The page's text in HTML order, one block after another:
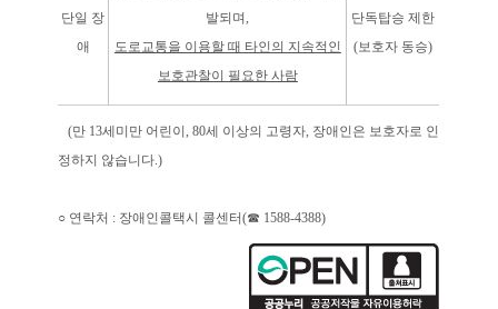
단일 장
애
발되며,
도로교통을 이용할 때 타인의 지속적인
보호관찰이 필요한 사람
단독탑승 제한
(보호자 동승)
(만 13세미만 어린이, 80세 이상의 고령자, 장애인은 보호자로 인
정하지 않습니다.)
○ 연락처 : 장애인콜택시 콜센터(☎ 1588-4388)